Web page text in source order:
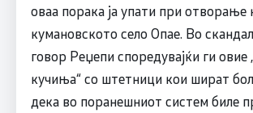
оваа порака ја упати при отворање
кумановското село Опае. Во
говор Реџепи споредувајќи ги овие
кучиња“ со штетници кои шират
дека во поранешниот систем биле